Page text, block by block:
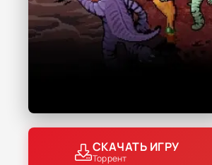
СКАЧАТЬ ИГРУ
Торрент